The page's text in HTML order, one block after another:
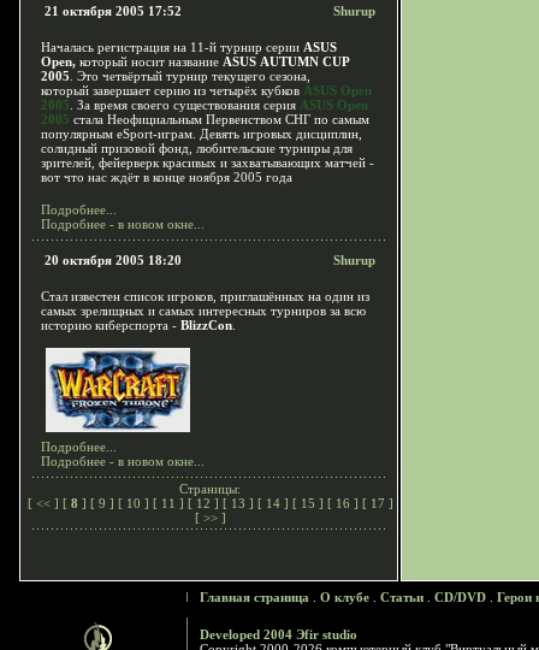
21 октября 2005 17:52 Shurup
Началась регистрация на 11-й турнир серии ASUS
Open, который носит название ASUS AUTUMN CUP
2005 . Это четвёртый турнир текущего сезона,
который завершает серию из четырёх кубков ASUS Open
2005 . За время своего существования серия ASUS Open
2005 стала Неофициальным Первенством СНГ по самым
популярным eSport-играм. Девять игровых дисциплин,
солидный призовой фонд, любительские турниры для
зрителей, фейерверк красивых и захватывающих матчей -
вот что нас ждёт в конце ноября 2005 года
Подробнее...
Подробнее - в новом окне...
20 октября 2005 18:20 Shurup
Стал известен список игроков, приглашённых на один из
самых зрелищных и самых интересных турниров за всю
историю киберспорта - BlizzCon
Подробнее...
Подробнее - в новом окне...
Страницы:
[ << ] [ 8 ] [ 9 ] [ 10 ] [ 11 ] [ 12 ] [ 13 ] [ 14 ] [ 15 ] [ 16 ] [ 17 ]
[ >> ]
Главная страница О клубе Статьи CD/DVD Герои
Developed 2004 Эfir studio